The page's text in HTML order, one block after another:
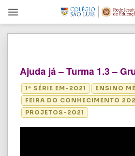
Ajuda já – Turma 1.3 –
1ª SÉRIE EM-2021
ENSINO
FEIRA DO CONHECIMENTO
PROJETOS-2021